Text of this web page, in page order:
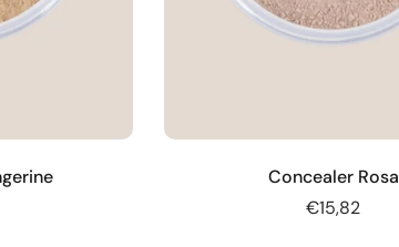
Concealer Rosa
€15,82